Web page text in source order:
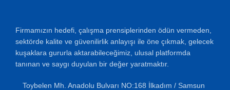
Firmamızın hedefi, çalışma prensiplerinden ödün vermeden,
sektörde kalite ve güvenilirlik anlayışı ile öne çıkmak, gelecek
kuşaklara gururla aktarabileceğimiz, ulusal platformda
tanınan ve saygı duyulan bir değer yaratmaktır.
Toybelen Mh. Anadolu Bulvarı NO:168 İlkadım / Samsun